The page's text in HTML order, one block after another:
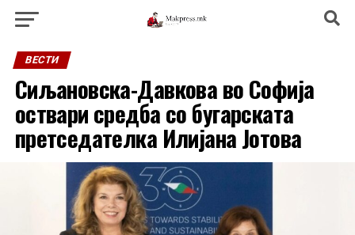
ВЕСТИ
Сиљановска-Давкова во Софија
оствари средба со бугарската
претседателка Илијана Јотова